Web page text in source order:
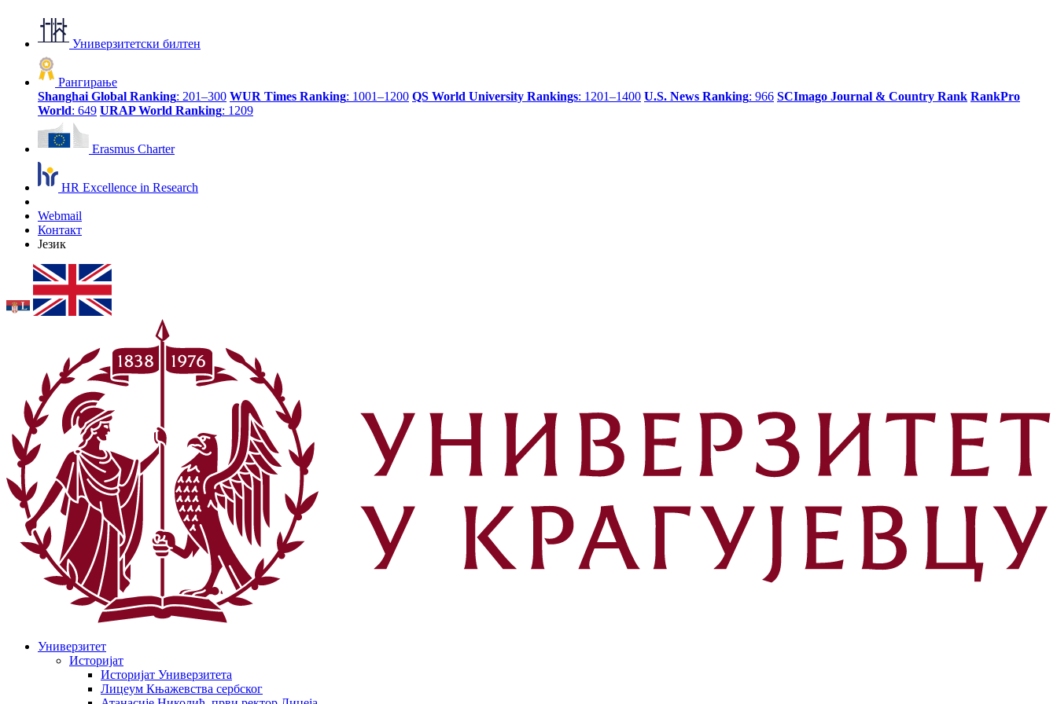
Универзитетски билтен
Рангирање
Shanghai Global Ranking: 201–300 WUR Times Ranking: 1001–1200 QS World University Rankings: 1201–1400 U.S. News Ranking: 966 SCImago Journal & Country Rank RankPro
World: 649 URAP World Ranking: 1209
Erasmus Charter
HR Excellence in Research
Webmail
Контакт
Језик
Универзитет
Историјат
Историјат Универзитета
Лицеум Књажевства сербског